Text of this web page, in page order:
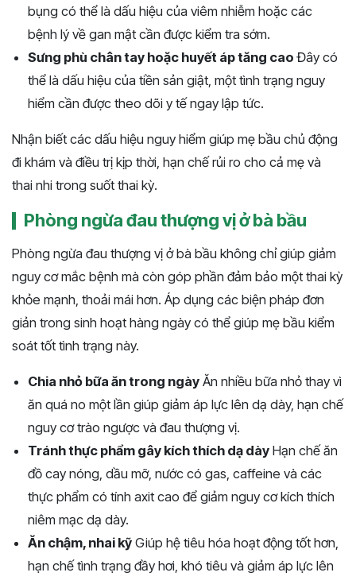
bụng có thể là dấu hiệu của viêm nhiễm hoặc các
bệnh lý về gan mật cần được kiểm tra sớm.
Sưng phù chân tay hoặc huyết áp tăng cao Đây có
thể là dấu hiệu của tiền sản giật, một tình trạng nguy
hiểm cần được theo dõi y tế ngay lập tức.
Nhận biết các dấu hiệu nguy hiểm giúp mẹ bầu chủ động
đi khám và điều trị kịp thời, hạn chế rủi ro cho cả mẹ và
thai nhi trong suốt thai kỳ.
Phòng ngừa đau thượng vị ở bà bầu
Phòng ngừa đau thượng vị ở bà bầu không chỉ giúp giảm
nguy cơ mắc bệnh mà còn góp phần đảm bảo một thai kỳ
khỏe mạnh, thoải mái hơn. Áp dụng các biện pháp đơn
giản trong sinh hoạt hàng ngày có thể giúp mẹ bầu kiểm
soát tốt tình trạng này.
Chia nhỏ bữa ăn trong ngày Ăn nhiều bữa nhỏ thay vì
ăn quá no một lần giúp giảm áp lực lên dạ dày, hạn chế
nguy cơ trào ngược và đau thượng vị.
Tránh thực phẩm gây kích thích dạ dày Hạn chế ăn
đồ cay nóng, dầu mỡ, nước có gas, caffeine và các
thực phẩm có tính axit cao để giảm nguy cơ kích thích
niêm mạc dạ dày.
Ăn chậm, nhai kỹ Giúp hệ tiêu hóa hoạt động tốt hơn,
hạn chế tình trạng đầy hơi, khó tiêu và giảm áp lực lên